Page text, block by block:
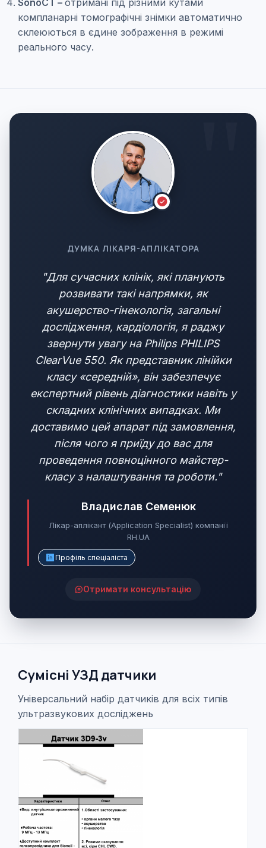
SonoCT – отримані під різними кутами
компланарні томографічні знімки автоматично
склеюються в єдине зображення в режимі
реального часу.
ДУМКА ЛІКАРЯ-АПЛІКАТОРА
"Для сучасних клінік, які планують
розвивати такі напрямки, як
акушерство-гінекологія, загальні
дослідження, кардіологія, я раджу
звернути увагу на Philips PHILIPS
ClearVue 550. Як представник лінійки
класу «середній», він забезпечує
експертний рівень діагностики навіть у
складних клінічних випадках. Ми
доставимо цей апарат під замовлення,
після чого я приїду до вас для
проведення повноцінного майстер-
класу з налаштування та роботи."
Владислав Семенюк
Лікар-аплікант (Application Specialist) компанії
RH.UA
Профіль спеціаліста
Отримати консультацію
Сумісні УЗД датчики
Універсальний набір датчиків для всіх типів
ультразвукових досліджень